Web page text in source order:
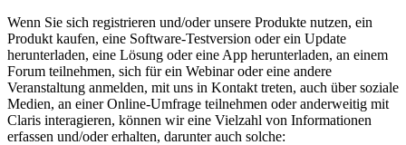
Wenn Sie sich registrieren und/oder unsere Produkte nutzen, ein
Produkt kaufen, eine Software-Testversion oder ein Update
herunterladen, eine Lösung oder eine App herunterladen, an einem
Forum teilnehmen, sich für ein Webinar oder eine andere
Veranstaltung anmelden, mit uns in Kontakt treten, auch über soziale
Medien, an einer Online-Umfrage teilnehmen oder anderweitig mit
Claris interagieren, können wir eine Vielzahl von Informationen
erfassen und/oder erhalten, darunter auch solche: